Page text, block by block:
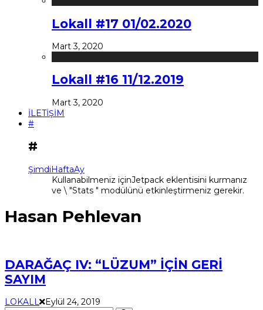
Lokall #17 01/02.2020
Mart 3, 2020
Lokall #16 11/12.2019
Mart 3, 2020
İLETİŞİM
#
#
ŞimdiHaftaAy
Kullanabilmeniz içinJetpack eklentisini kurmanız
ve \ "Stats " modülünü etkinleştirmeniz gerekir.
Hasan Pehlevan
DARAĞAÇ IV: “LÜZUM” İÇİN GERİ
SAYIM
LOKALL Eylül 24, 2019